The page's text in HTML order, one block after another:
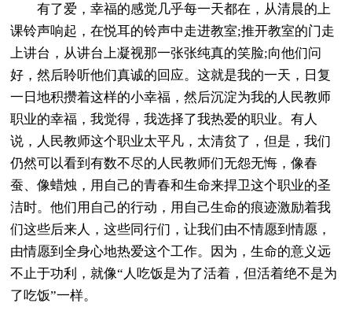
有了爱，幸福的感觉几乎每一天都在，从清晨的上
课铃声响起，在悦耳的铃声中走进教室;推开教室的门走
上讲台，从讲台上凝视那一张张纯真的笑脸;向他们问
好，然后聆听他们真诚的回应。这就是我的一天，日复
一日地积攒着这样的小幸福，然后沉淀为我的人民教师
职业的幸福，我觉得，我选择了我热爱的职业。有人
说，人民教师这个职业太平凡，太清贫了，但是，我们
仍然可以看到有数不尽的人民教师们无怨无悔，像春
蚕、像蜡烛，用自己的青春和生命来捍卫这个职业的圣
洁时。他们用自己的行动，用自己生命的痕迹激励着我
们这些后来人，这些同行们，让我们由不情愿到情愿，
由情愿到全身心地热爱这个工作。因为，生命的意义远
不止于功利，就像“人吃饭是为了活着，但活着绝不是为
了吃饭”一样。